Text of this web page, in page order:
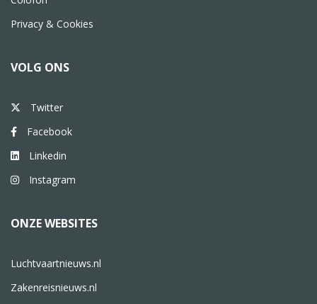
Privacy & Cookies
VOLG ONS
Twitter
Facebook
Linkedin
Instagram
ONZE WEBSITES
Luchtvaartnieuws.nl
Zakenreisnieuws.nl